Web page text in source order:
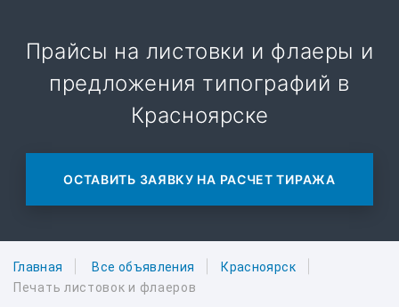
Прайсы на листовки и флаеры и
предложения типографий в
Красноярске
ОСТАВИТЬ ЗАЯВКУ НА РАСЧЕТ ТИРАЖА
Главная Все объявления
Красноярск
Печать листовок и флаеров